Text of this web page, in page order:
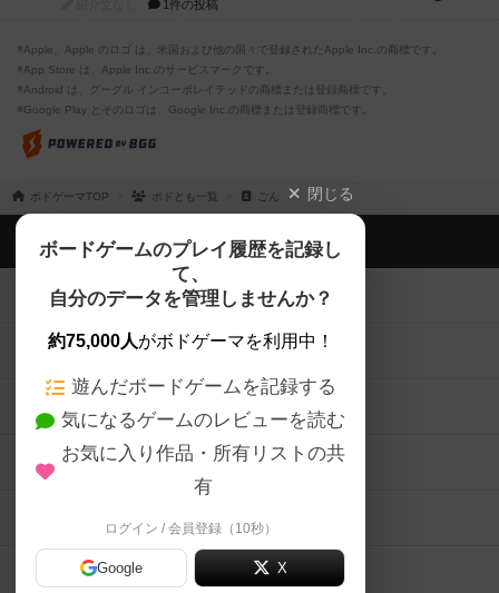
1件の投稿
※Apple、Apple のロゴ は、米国および他の国々で登録されたApple Inc.の商標です。
※App Store は、Apple Inc.のサービスマークです。
※Android は、グーグル インコーポレイテッドの商標または登録商標です。
※Google Play とそのロゴは、Google Inc.の商標または登録商標です。
ボドゲーマTOP ボドとも一覧 ごん 閉じる
ボードゲームのプレイ履歴を記録し
て、
自分のデータを管理しませんか？
約75,000人がボドゲーマを利用中！
遊んだボードゲームを記録する
気になるゲームのレビューを読む
お気に入り作品・所有リストの共
有
ログイン / 会員登録（10秒）
Google X
ボドゲーマTOP
ボードゲームを検索する
ボードゲームの新着レビュー
ボードゲーム会情報
メカニクス特集
掲示板・トピックス
ボドとも・会員一覧